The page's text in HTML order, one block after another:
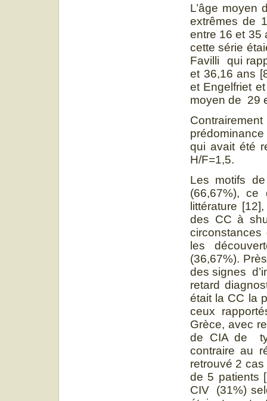
L’âge moyen
extrêmes de
entre 16 et 35
cette série
Favilli qui
et 36,16 ans
et Engelfriet
moyen de 29
qui avait été
H/F=1,5.
Les motifs
(66,67%),
littérature
des CC à
les
(36,67%).
des signes
retard
était la CC la
ceux
Grèce, avec
de CIA de
contraire au
retrouvé 2
de 5 patients
CIV (31%)